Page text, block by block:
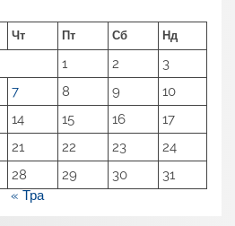
Чт Пт Сб Нд
1 2
3
7 8 9
10
14 15 16
17
21 22 23
24
28 29 30
31
« Тра